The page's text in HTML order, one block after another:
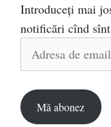
Introduceți mai
notificări cînd
Adresa
Mă abonez